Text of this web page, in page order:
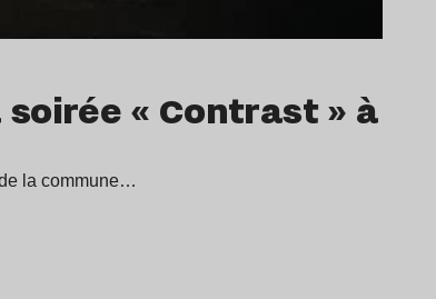
« Contrast » à
la commune…